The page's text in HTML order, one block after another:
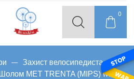
0
Захист велосипедиста
Шолом MET TRENTA (MIPS) wax